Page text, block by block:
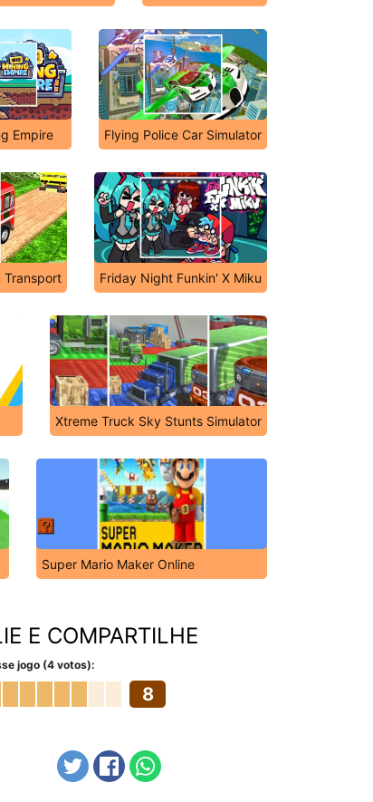
Empire Flying Police Car Simulator
Transport Friday Night Funkin' X Miku
Xtreme Truck Sky Stunts Simulator
Super Mario Maker Online
E COMPARTILHE
jogo (4 votos):
8